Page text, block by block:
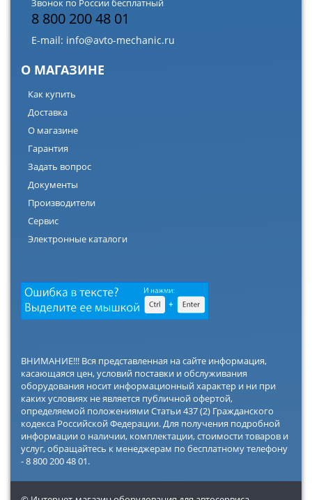
Звонок по России бесплатный
8 800 200 48 01
E-mail: info@avto-mechanic.ru
О МАГАЗИНЕ
Как купить
Доставка
О магазине
Гарантия
Задать вопрос
Документы
Производители
Сервис
Электронные каталоги
ВНИМАНИЕ!!! Вся представленная на сайте информация,
касающаяся цен, условий поставки и обслуживания
оборудования носит информационный характер и ни при
каких условиях не является публичной офертой,
определяемой положениями Статьи 437 (2) Гражданского
кодекса Российской Федерации. Для получения подробной
информации о наличии, комплектации, стоимости товаров и
услуг, обращайтесь к менеджерам по бесплатному телефону
- 8 800 200 48 01.